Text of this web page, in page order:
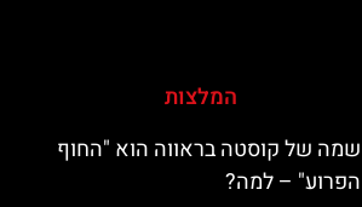
המלצות
שמה של קוסטה בראווה הוא "החוף
הפרוע" – למה?